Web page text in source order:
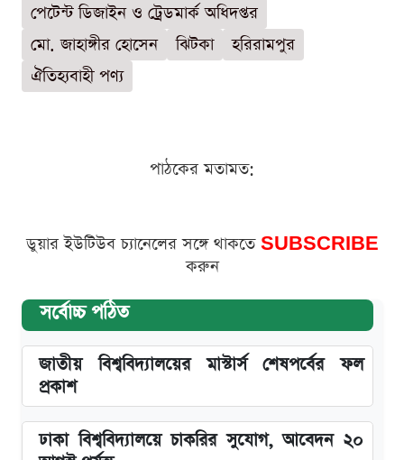
পেটেন্ট ডিজাইন ও ট্রেডমার্ক অধিদপ্তর
মো. জাহাঙ্গীর হোসেন
ঝিটকা
হরিরামপুর
ঐতিহ্যবাহী পণ্য
পাঠকের মতামত:
ডুয়ার ইউটিউব চ্যানেলের সঙ্গে থাকতে SUBSCRIBE
করুন
সর্বোচ্চ পঠিত
জাতীয় বিশ্ববিদ্যালয়ের মাস্টার্স শেষপর্বের ফল
প্রকাশ
ঢাকা বিশ্ববিদ্যালয়ে চাকরির সুযোগ, আবেদন ২০